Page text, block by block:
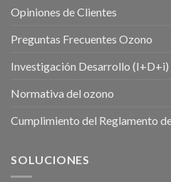
Opiniones de Clientes
Preguntas Frecuentes Ozono
Investigación Desarrollo (I+D+i)
Normativa del ozono
Cumplimiento del Reglamento
SOLUCIONES